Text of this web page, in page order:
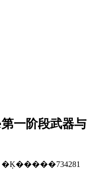
一阶段武器与
�Ķ�����734281